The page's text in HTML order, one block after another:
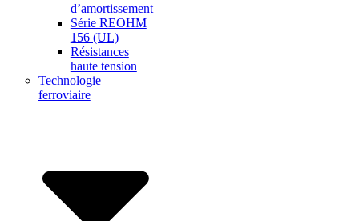
d’amortissement
Série REOHM
156 (UL)
Résistances
haute tension
Technologie
ferroviaire